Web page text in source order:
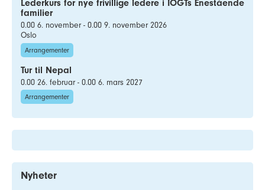
Lederkurs for nye frivillige ledere i IOGTs Enestående
familier
0.00 6. november - 0.00 9. november 2026
Oslo
Arrangementer
Tur til Nepal
0.00 26. februar - 0.00 6. mars 2027
Arrangementer
Nyheter